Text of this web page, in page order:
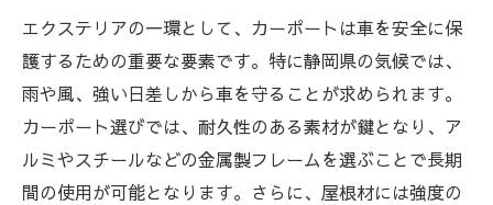
エクステリアの一環として、カーポートは車を安全に保
護するための重要な要素です。特に静岡県の気候では、
雨や風、強い日差しから車を守ることが求められます。
カーポート選びでは、耐久性のある素材が鍵となり、ア
ルミやスチールなどの金属製フレームを選ぶことで長期
間の使用が可能となります。さらに、屋根材には強度の